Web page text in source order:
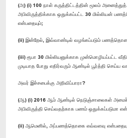
(அ) (i) 100 நாள் கருத்திட்டத்தின் மூலம்
அபிவிருத்திக்காக ஒதுக்கப்பட்ட 30 மில்லியன்
என்பதையும்;
(ii) இன்றேல், இவ்வாண்டில் வழங்கப்படும்
(iii) ரூபா 30 மில்லியனுக்காக முன்மொழியப்பட்ட
முடியாத போது எதிர்வரும் ஆண்டில் பூர்த்தி செய்ய
அவர் இச்சபைக்கு அறிவிப்பாரா?
(ஆ) (i) 2016 ஆம் ஆண்டில் நெடுஞ்சாலைகள்
அபிவிருத்தி செய்வதற்காக பணம் ஒதுக்கப்படுமா
(ii) ஆமெனில், அப்பணத்தொகை எவ்வளவு